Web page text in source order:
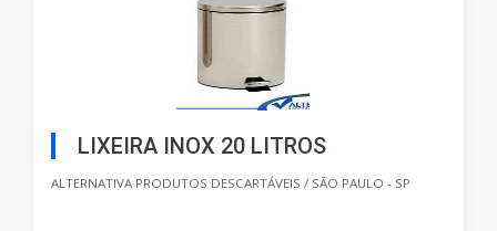
LIXEIRA INOX 20 LITROS
ALTERNATIVA PRODUTOS DESCARTÁVEIS / SÃO PAULO - SP